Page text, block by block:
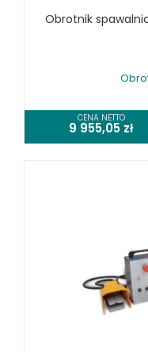
Obrotnik
CENA NETTO
9 955,05 zł